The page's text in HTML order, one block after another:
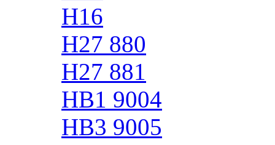
H16
H27 880
H27 881
HB1 9004
HB3 9005